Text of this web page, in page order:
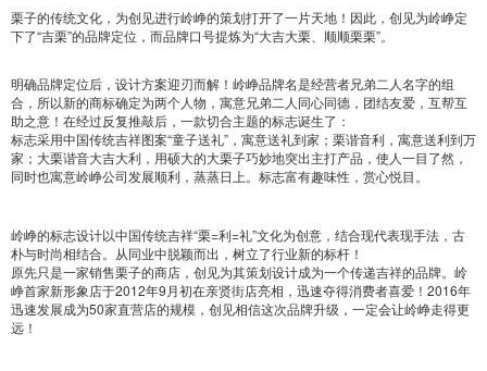
栗子的传统文化，为创见进行岭峥的策划打开了一片天地！因此，创见为岭峥定
下了“吉栗”的品牌定位，而品牌口号提炼为“大吉大栗、顺顺栗栗”。
明确品牌定位后，设计方案迎刃而解！岭峥品牌名是经营者兄弟二人名字的组
合，所以新的商标确定为两个人物，寓意兄弟二人同心同德，团结友爱，互帮互
助之意！在经过反复推敲后，一款切合主题的标志诞生了：
标志采用中国传统吉祥图案“童子送礼”，寓意送礼到家；栗谐音利，寓意送利到万
家；大栗谐音大吉大利，用硕大的大栗子巧妙地突出主打产品，使人一目了然，
同时也寓意岭峥公司发展顺利，蒸蒸日上。标志富有趣味性，赏心悦目。
岭峥的标志设计以中国传统吉祥“栗=利=礼”文化为创意，结合现代表现手法，古
朴与时尚相结合。从同业中脱颖而出，树立了行业新的标杆！
原先只是一家销售栗子的商店，创见为其策划设计成为一个传递吉祥的品牌。岭
峥首家新形象店于2012年9月初在亲贤街店亮相，迅速夺得消费者喜爱！2016年
迅速发展成为50家直营店的规模，创见相信这次品牌升级，一定会让岭峥走得更
远！